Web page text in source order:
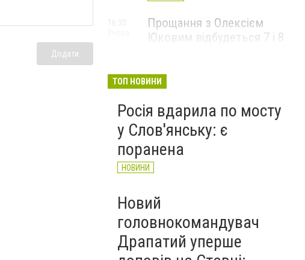
Додати
Прощання з Олексієм
Юковим відбудеться 7 і 8
ТОП НОВИНИ
Росія вдарила по мосту
у Слов'янську: є
поранена
НОВИНИ
Новий
головнокомандувач
Драпатий уперше